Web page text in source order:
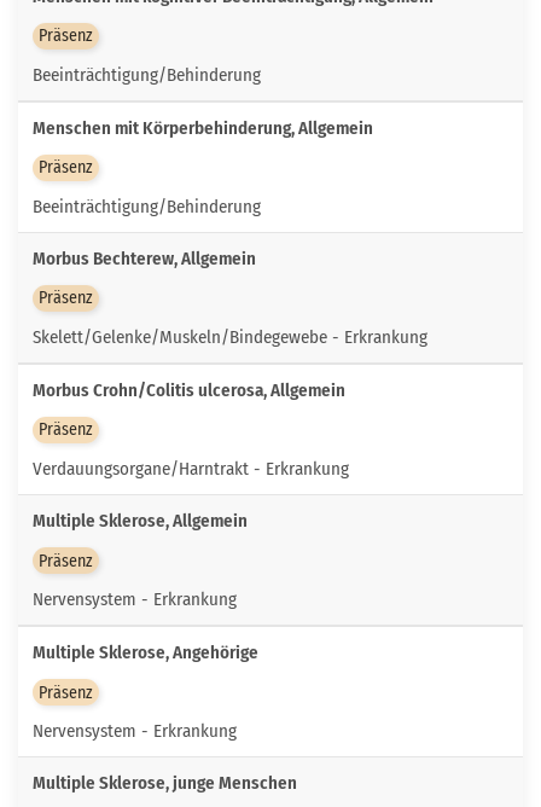
Präsenz
Beeinträchtigung/Behinderung
Menschen mit Körperbehinderung, Allgemein
Präsenz
Beeinträchtigung/Behinderung
Morbus Bechterew, Allgemein
Präsenz
Skelett/Gelenke/Muskeln/Bindegewebe - Erkrankung
Morbus Crohn/Colitis ulcerosa, Allgemein
Präsenz
Verdauungsorgane/Harntrakt - Erkrankung
Multiple Sklerose, Allgemein
Präsenz
Nervensystem - Erkrankung
Multiple Sklerose, Angehörige
Präsenz
Nervensystem - Erkrankung
Multiple Sklerose, junge Menschen